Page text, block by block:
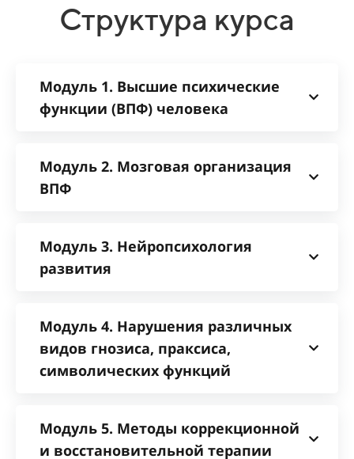
Структура курса
Модуль 1. Высшие психические
функции (ВПФ) человека
Модуль 2. Мозговая организация
ВПФ
Модуль 3. Нейропсихология
развития
Модуль 4. Нарушения различных
видов гнозиса, праксиса,
символических функций
Модуль 5. Методы коррекционной
и восстановительной терапии